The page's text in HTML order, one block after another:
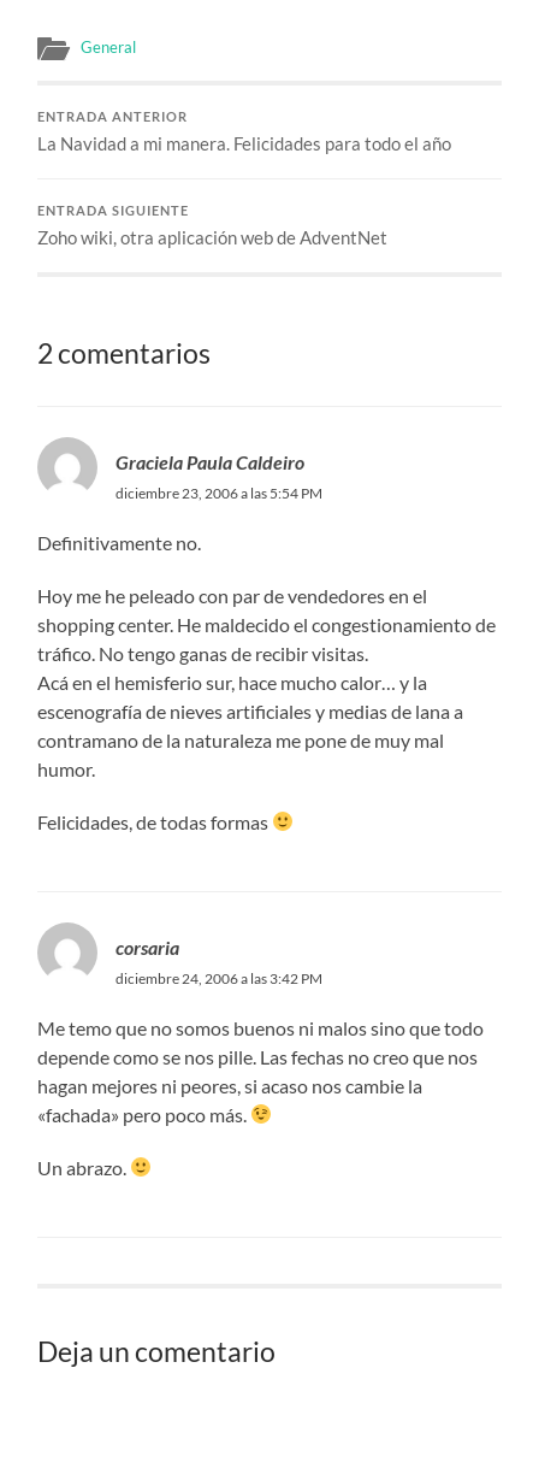
General
ENTRADA ANTERIOR
La Navidad a mi manera. Felicidades para todo el año
ENTRADA SIGUIENTE
Zoho wiki, otra aplicación web de AdventNet
2 comentarios
Graciela Paula Caldeiro
diciembre 23, 2006 a las 5:54 PM
Definitivamente no.
Hoy me he peleado con par de vendedores en el
shopping center. He maldecido el congestionamiento de
tráfico. No tengo ganas de recibir visitas.
Acá en el hemisferio sur, hace mucho calor… y la
escenografía de nieves artificiales y medias de lana a
contramano de la naturaleza me pone de muy mal
humor.
Felicidades, de todas formas
corsaria
diciembre 24, 2006 a las 3:42 PM
Me temo que no somos buenos ni malos sino que todo
depende como se nos pille. Las fechas no creo que nos
hagan mejores ni peores, si acaso nos cambie la
«fachada» pero poco más.
Un abrazo.
Deja un comentario